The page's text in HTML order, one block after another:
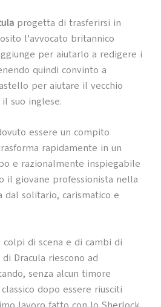
progetta di trasferirsi in
l’avvocato britannico
per aiutarlo a redigere i
quindi convinto a
per aiutare il vecchio
suo inglese.
essere un compito
rapidamente in un
e razionalmente inspiegabile
il giovane professionista nella
solitario, carismatico e
di scena e di cambi di
Dracula riescono ad
senza alcun timore
dopo essere riusciti